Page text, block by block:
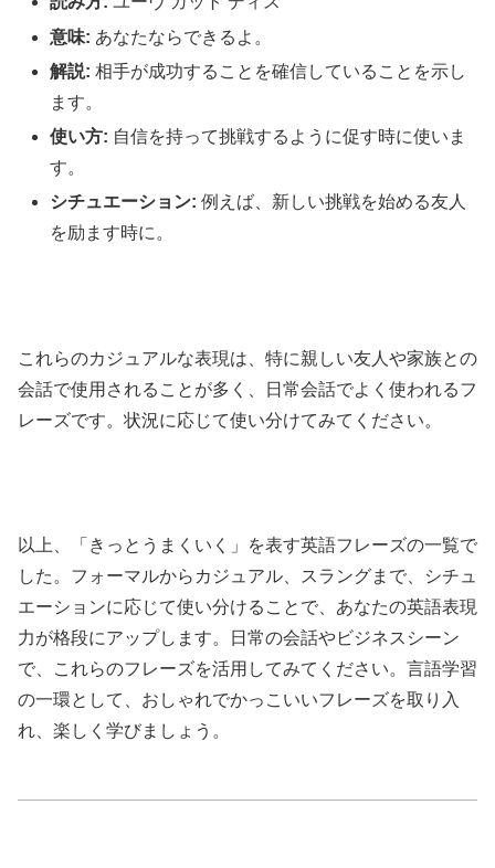
意味: あなたならできるよ。
解説: 相手が成功することを確信していることを示し
ます。
使い方: 自信を持って挑戦するように促す時に使いま
す。
シチュエーション: 例えば、新しい挑戦を始める友人
を励ます時に。
これらのカジュアルな表現は、特に親しい友人や家族との
会話で使用されることが多く、日常会話でよく使われるフ
レーズです。状況に応じて使い分けてみてください。
以上、「きっとうまくいく」を表す英語フレーズの一覧で
した。フォーマルからカジュアル、スラングまで、シチュ
エーションに応じて使い分けることで、あなたの英語表現
力が格段にアップします。日常の会話やビジネスシーン
で、これらのフレーズを活用してみてください。言語学習
の一環として、おしゃれでかっこいいフレーズを取り入
れ、楽しく学びましょう。